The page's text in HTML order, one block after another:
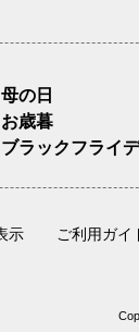
母の日
お歳暮
ブラックフライ
示 ご利用ガイ